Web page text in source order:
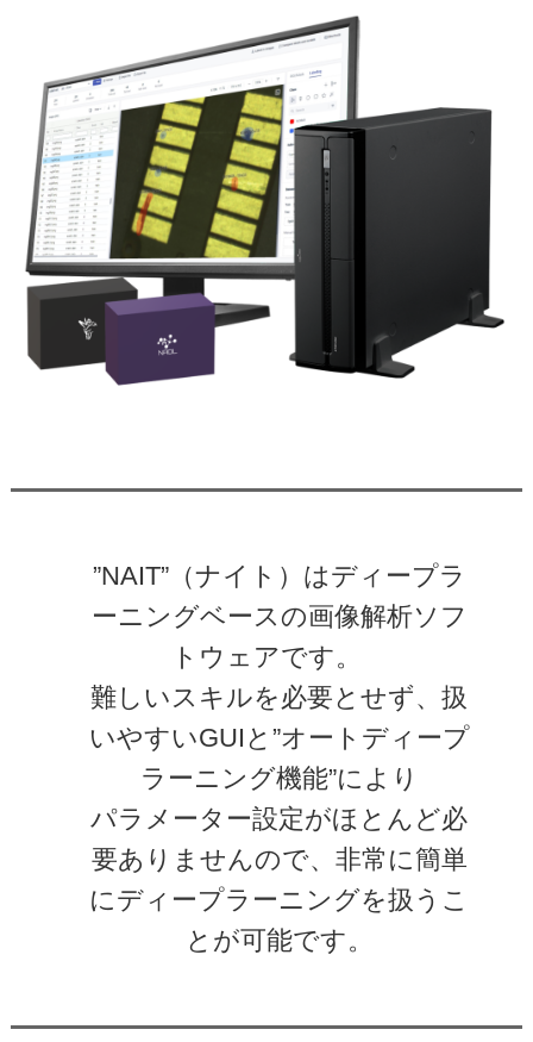
”NAIT”（ナイト）はディープラ
ーニングベースの画像解析ソフ
トウェアです。
難しいスキルを必要とせず、扱
いやすいGUIと”オートディープ
ラーニング機能”により
パラメーター設定がほとんど必
要ありませんので、非常に簡単
にディープラーニングを扱うこ
とが可能です。